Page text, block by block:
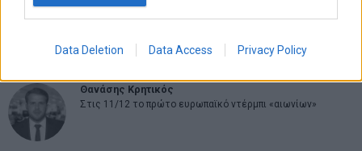
Data Deletion Data Access Privacy Policy
μοντέλο επιχειρηματικότητας
Θανάσης Κρητικός
Στις 11/12 το πρώτο ευρωπαϊκό ντέρμπι «αιωνίων»